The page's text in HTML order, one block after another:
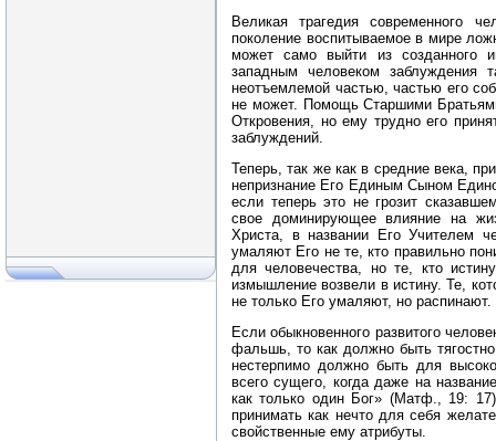
Великая трагедия современного
поколение воспитываемое в мире
может само выйти из созданного
западным человеком заблуждения
неотъемлемой частью, частью его
не может. Помощь Старшими
Откровения, но ему трудно его
заблуждений.
Теперь, так же как в средние века,
непризнание Его Единым Сыном
если теперь это не грозит
свое доминирующее влияние на
Христа, в названии Его Учителем
умаляют Его не те, кто правильно
для человечества, но те, кто
измышление возвели в истину. Те,
не только Его умаляют, но распинают.
Если обыкновенного развитого
фальшь, то как должно быть
нестерпимо должно быть для
всего сущего, когда даже на
как только один Бог» (Матф., 19:
принимать как нечто для себя
свойственные ему атрибуты.